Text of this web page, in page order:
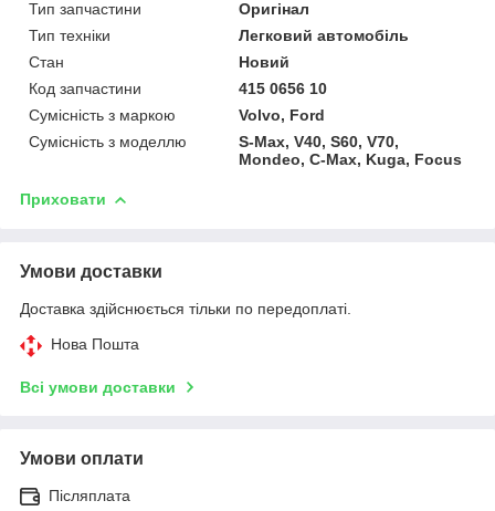
Тип запчастини
Оригінал
Тип техніки
Легковий автомобіль
Стан
Новий
Код запчастини
415 0656 10
Сумісність з маркою
Volvo, Ford
Сумісність з моделлю
S-Max, V40, S60, V70,
Mondeo, C-Max, Kuga, Focus
Приховати
Умови доставки
Доставка здійснюється тільки по передоплаті.
Нова Пошта
Всі умови доставки
Умови оплати
Післяплата